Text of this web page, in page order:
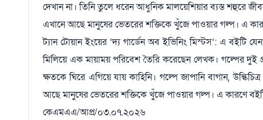
দেখান না। তিনি তুলে ধরেন আধুনিক মালয়েশিয়ার ব্যস্ত শহুরে
এখানে আছে মানুষের ভেতরের শক্তিকে খুঁজে পাওয়ার গল্প। এ
ট্যান টোয়ান ইংয়ের ‘দ্য গার্ডেন অব ইভিনিং মিস্টস’: এ বইটি
মিলিয়ে এক মায়াময় পরিবেশ তৈরি করেছেন লেখক। গল্পের দুই
ক্ষতকে ঘিরে এগিয়ে যায় কাহিনি। গল্পে জাপানি বাগান,
আছে মানুষের ভেতরের শক্তিকে খুঁজে পাওয়ার গল্প। এ কারণে
কেএমএএ/আপ্র/০৩.০৭.২০২৬